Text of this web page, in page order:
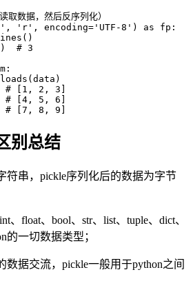
取数据，然后反序列化）
'r', encoding='UTF-8') as fp:
# 3
[1, 2, 3]
[4, 5, 6]
别总结
符串，pickle序列化后的数据为字节
、float、bool、str、list、tuple、dict、
的一切数据类型；
数据交流，pickle一般用于python之间